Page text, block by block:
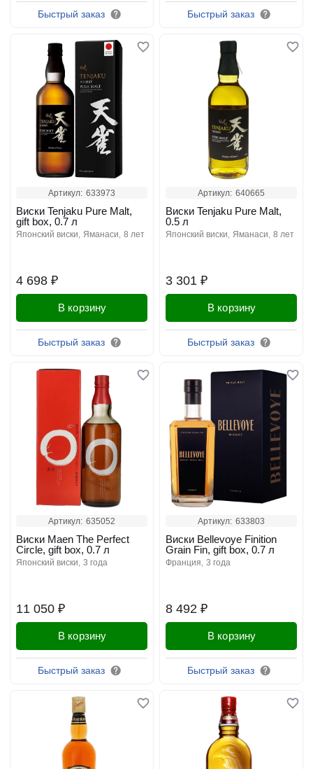
Быстрый заказ Быстрый заказ
Артикул: 633973
4 698 ₽
Виски Tenjaku Pure Malt,
gift box, 0.7 л
японский виски яманаси 8 лет
В корзину
Быстрый заказ
Артикул: 640665
3 301 ₽
Виски Tenjaku Pure Malt,
0.5 л
японский виски яманаси 8 лет
В корзину
Быстрый заказ
Артикул: 635052
11 050 ₽
Виски Maen The Perfect
Circle, gift box, 0.7 л
японский виски 3 года
В корзину
Быстрый заказ
Артикул: 633803
8 492 ₽
Виски Bellevoye Finition
Grain Fin, gift box, 0.7 л
франция 3 года
В корзину
Быстрый заказ